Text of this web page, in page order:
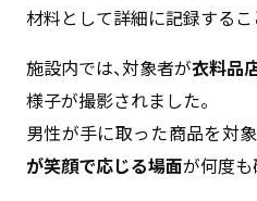
材料として詳細に記録するこ
施設内では、対象者が衣料品
様子が撮影されました。
男性が手に取った商品を対
が笑顔で応じる場面が何度も